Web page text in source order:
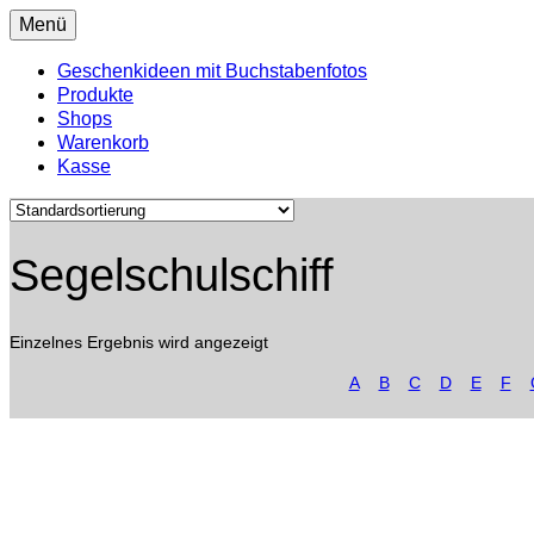
Menü
Geschenkideen mit Buchstabenfotos
Produkte
Shops
Warenkorb
Kasse
Segelschulschiff
Einzelnes Ergebnis wird angezeigt
A B C D E F